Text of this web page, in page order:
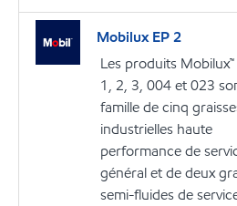
Mobilux EP 2
Les produits Mobilux™
1, 2, 3, 004 et 023
famille de cinq
industrielles haute
performance de
général et de deux
semi-fluides de